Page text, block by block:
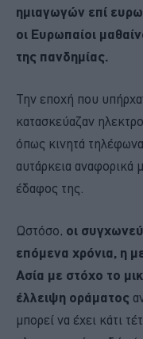
ημιαγωγών επί
οι Ευρωπαίοι
της πανδημίας.
Την εποχή που
κατασκεύαζαν
όπως κινητά
αυτάρκεια αναφορικά
έδαφος της.
Ωστόσο, οι
επόμενα χρόνια, η
Ασία με στόχο το
έλλειψη οράματος
μπορεί να έχει κάτι